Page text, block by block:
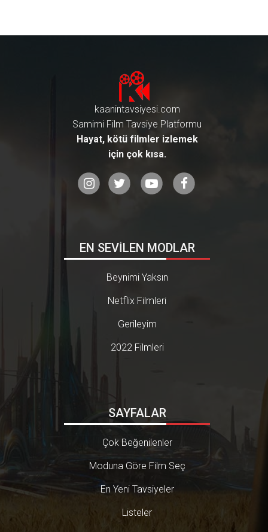
kaanintavsiyesi.com
Samimi Film Tavsiye Platformu
Hayat, kötü filmler izlemek
için çok kısa.
EN SEVİLEN MODLAR
Beynimi Yaksın
Netflix Filmleri
Gerileyim
2022 Filmleri
SAYFALAR
Çok Beğenilenler
Moduna Göre Film Seç
En Yeni Tavsiyeler
Listeler